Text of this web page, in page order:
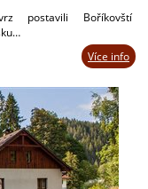
postavili Boříkovští
Více info